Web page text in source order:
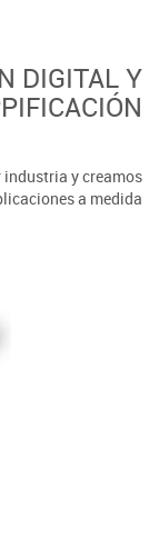
DIGITAL Y
y creamos
a medida